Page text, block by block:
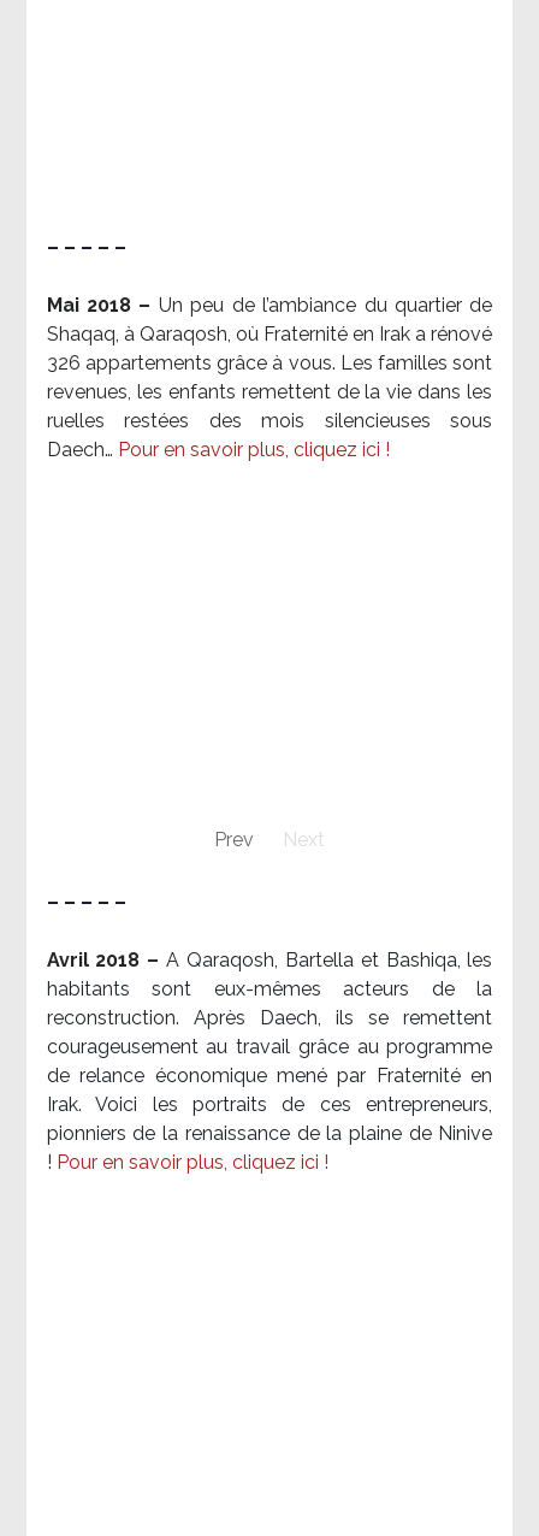
– – – – –
Mai 2018 – Un peu de l’ambiance du quartier de
Shaqaq, à Qaraqosh, où Fraternité en Irak a rénové
326 appartements grâce à vous. Les familles sont
revenues, les enfants remettent de la vie dans les
ruelles restées des mois silencieuses sous
Daech… Pour en savoir plus, cliquez ici !
Prev Next
– – – – –
Avril 2018 –A Qaraqosh, Bartella et Bashiqa, les
habitants sont eux-mêmes acteurs de la
reconstruction. Après Daech, ils se remettent
courageusement au travail grâce au programme
de relance économique mené par Fraternité en
Irak. Voici les portraits de ces entrepreneurs,
pionniers de la renaissance de la plaine de Ninive
! Pour en savoir plus, cliquez ici !